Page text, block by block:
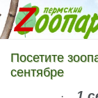
Посетите
сентябре